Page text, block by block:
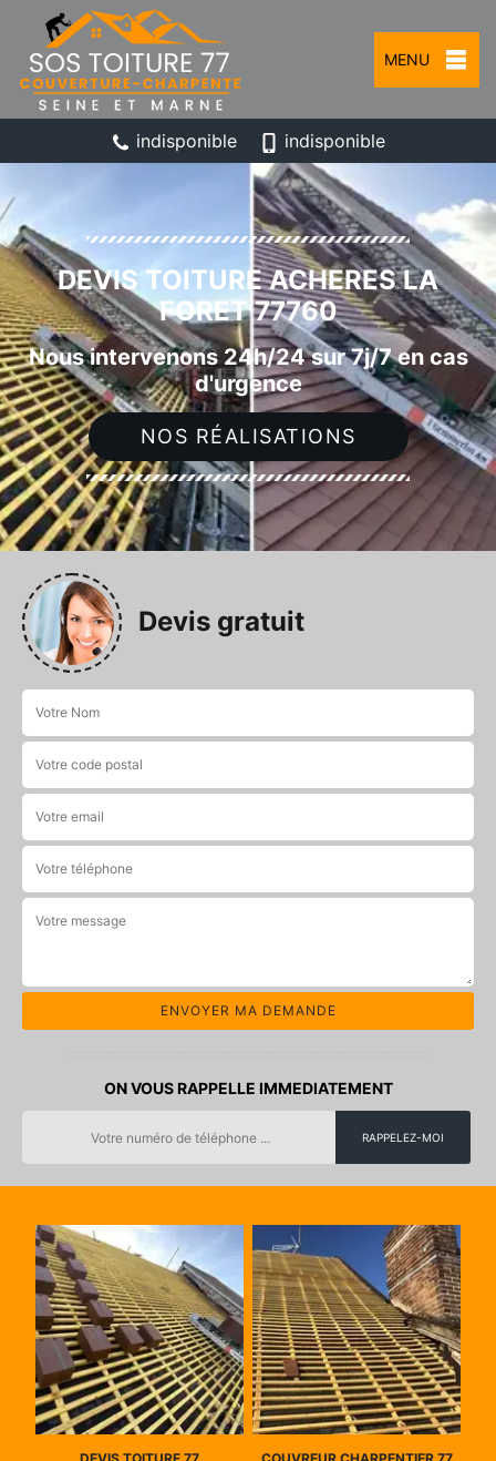
MENU
indisponible indisponible
DEVIS TOITURE ACHERES LA
FORET 77760
Nous intervenons 24h/24 sur 7j/7 en cas
d'urgence
NOS RÉALISATIONS
Devis gratuit
ON VOUS RAPPELLE IMMEDIATEMENT